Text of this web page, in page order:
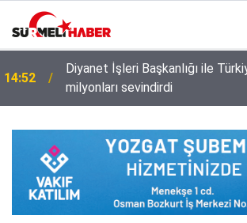
14:52
Diyanet İşleri Başkanlığı ile
milyonları sevindirdi